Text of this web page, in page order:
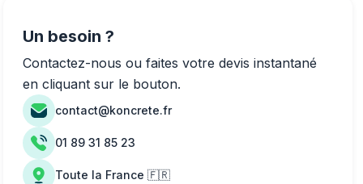
Un besoin ?
Contactez-nous ou faites votre devis instantané
en cliquant sur le bouton.
contact@koncrete.fr
01 89 31 85 23
Toute la France 🇫🇷